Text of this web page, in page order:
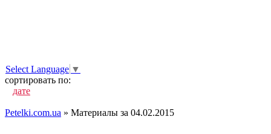
Select Language ▼
сортировать по:
дате
Petelki.com.ua » Материалы за 04.02.2015